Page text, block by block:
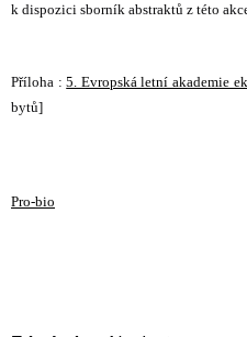
k dispozici sborník abstraktů z této
Příloha :5. Evropská letní akademie
bytů]
Pro-bio